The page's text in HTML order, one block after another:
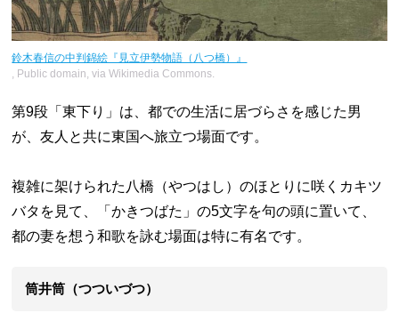
鈴木春信の中判錦絵『見立伊勢物語（八つ橋）』
, Public domain, via Wikimedia Commons.
第9段「東下り」は、都での生活に居づらさを感じた男
が、友人と共に東国へ旅立つ場面です。
複雑に架けられた八橋（やつはし）のほとりに咲くカキツ
バタを見て、「かきつばた」の5文字を句の頭に置いて、
都の妻を想う和歌を詠む場面は特に有名です。
筒井筒（つついづつ）